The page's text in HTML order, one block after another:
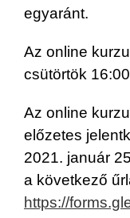
egyaránt.
Az online
csütörtök
Az online
előzetes
2021. január
a következő
https://